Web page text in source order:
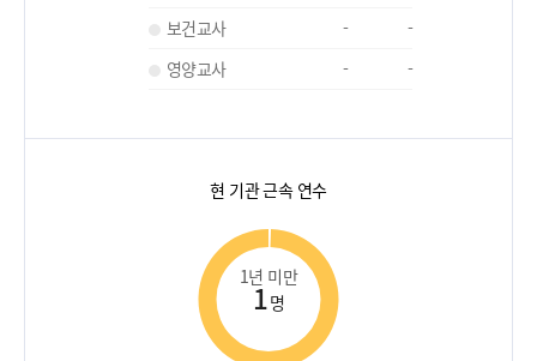
보건교사
-
-
영양교사
- -
현 기관 근속 연수
1년 미만
1명